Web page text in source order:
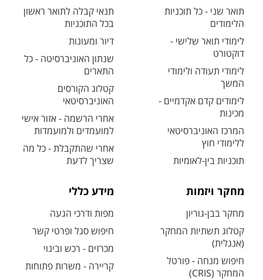
תואר שני - כל תוכניות
הלימודים
לימודי תואר שלישי -
דוקטורט
לימודי תעודה ולימודי
המשך
לימודים קדם אקדמיים -
מכינות
המרכז האוניברסיטאי
ללימודי חוץ
תוכניות בין-לאומיות
תנאי קבלה לתואר ראשון
בכל התוכניות
דיור ומעונות
שנתון האוניברסיטה - כל
התארים
קטלוג הקורסים
האוניברסיטאי
אחרי הרשמה - אזור אישי
למועמדים ולמועמדות
אחרי שהתקבלת - כל מה
שצריך לדעת
מחקר ויזמות
מחקר בבן-גוריון
קטלוג תשתיות המחקר
(אנגלית)
חיפוש מנחה - פורטל
המחקר (CRIS)
מידע כללי
מפות ודרכי הגעה
חיפוש סגל ופרטי קשר
מכרזים - רכש ובינוי
קריירה - משרות פתוחות